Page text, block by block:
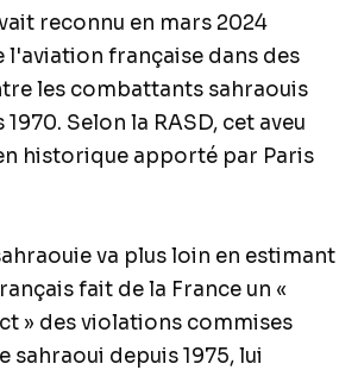
reconnu en mars 2024
française dans des
les combattants sahraouis
1970. Selon la RASD, cet aveu
historique apporté par Paris
va plus loin en estimant
fait de la France un «
» des violations commises
sahraoui depuis 1975, lui